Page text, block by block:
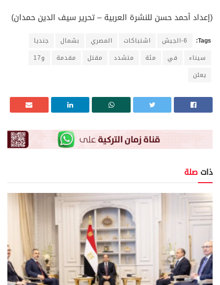
(إعداد أحمد حسن للنشرة العربية – تحرير سيف الدين حمدان)
Tags: 6-الجيش اشتباكات المصري بشمال
جنديا
سيناء
في مئة متشدد مقتل مقدمة
و17
يعلن
ذات صلة